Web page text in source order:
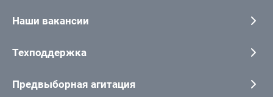
Наши вакансии
Техподдержка
Предвыборная агитация